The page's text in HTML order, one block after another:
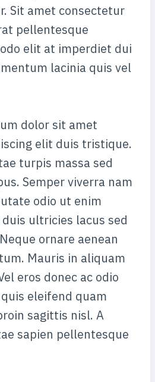
Sit amet consectetur
pellentesque
elit at imperdiet dui
lacinia quis vel
dolor sit amet
elit duis tristique.
turpis massa sed
Semper viverra nam
odio ut enim
ultricies lacus sed
ornare aenean
Mauris in aliquam
eros donec ac odio
eleifend quam
sagittis nisl. A
sapien pellentesque